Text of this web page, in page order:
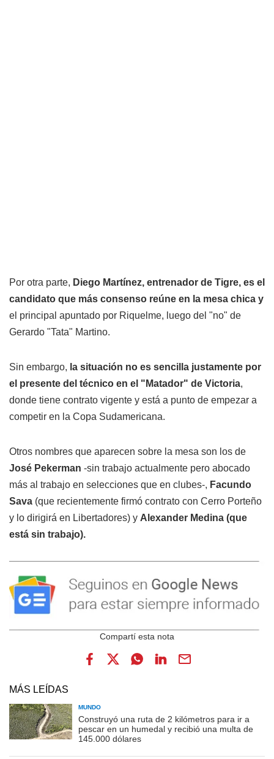
Por otra parte, Diego Martínez, entrenador de Tigre, es el
candidato que más consenso reúne en la mesa chica y
el principal apuntado por Riquelme, luego del "no" de
Gerardo "Tata" Martino.
Sin embargo, la situación no es sencilla justamente por
el presente del técnico en el "Matador" de Victoria,
donde tiene contrato vigente y está a punto de empezar a
competir en la Copa Sudamericana.
Otros nombres que aparecen sobre la mesa son los de
José Pekerman -sin trabajo actualmente pero abocado
más al trabajo en selecciones que en clubes-, Facundo
Sava (que recientemente firmó contrato con Cerro Porteño
y lo dirigirá en Libertadores) y Alexander Medina (que
está sin trabajo).
MÁS LEÍDAS
MUNDO
Construyó una ruta de 2 kilómetros para ir a
pescar en un humedal y recibió una multa de
145.000 dólares